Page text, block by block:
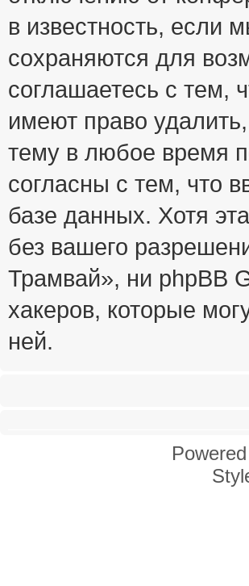
в известность, если
сохраняются для
соглашаетесь с тем,
имеют право
тему в любое время
согласны с тем, что
базе данных. Хотя
без вашего
Трамвай», ни phpBB
хакеров, которые
ней.